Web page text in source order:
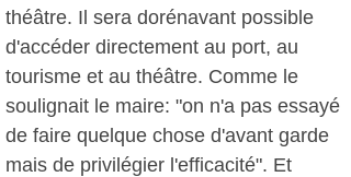
théâtre. Il sera dorénavant possible
d'accéder directement au port, au
tourisme et au théâtre. Comme le
soulignait le maire: "on n'a pas essayé
de faire quelque chose d'avant garde
mais de privilégier l'efficacité". Et